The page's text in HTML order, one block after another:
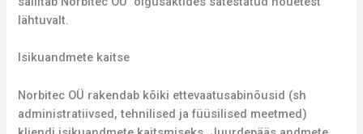
lähtuvalt.
Isikuandmete kaitse
Norbitec OÜ rakendab kõiki ettevaatusabinõusid (sh
administratiivsed, tehnilised ja füüsilised meetmed)